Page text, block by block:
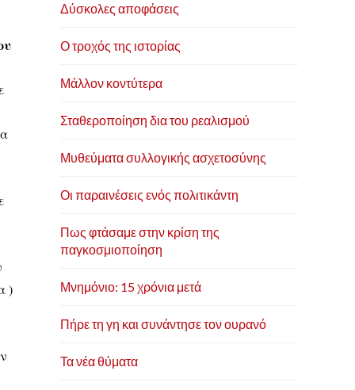
)
Δύσκολες αποφάσεις
Ο τροχός της ιστορίας
Μάλλον κοντύτερα
Σταθεροποίηση δια του ρεαλισμού
Μυθεύματα συλλογικής ασχετοσύνης
Οι παραινέσεις ενός πολιτικάντη
Πως φτάσαμε στην κρίση της
παγκοσμιοποίηση
Μνημόνιο: 15 χρόνια μετά
Πήρε τη γη και συνάντησε τον ουρανό
Τα νέα θύματα